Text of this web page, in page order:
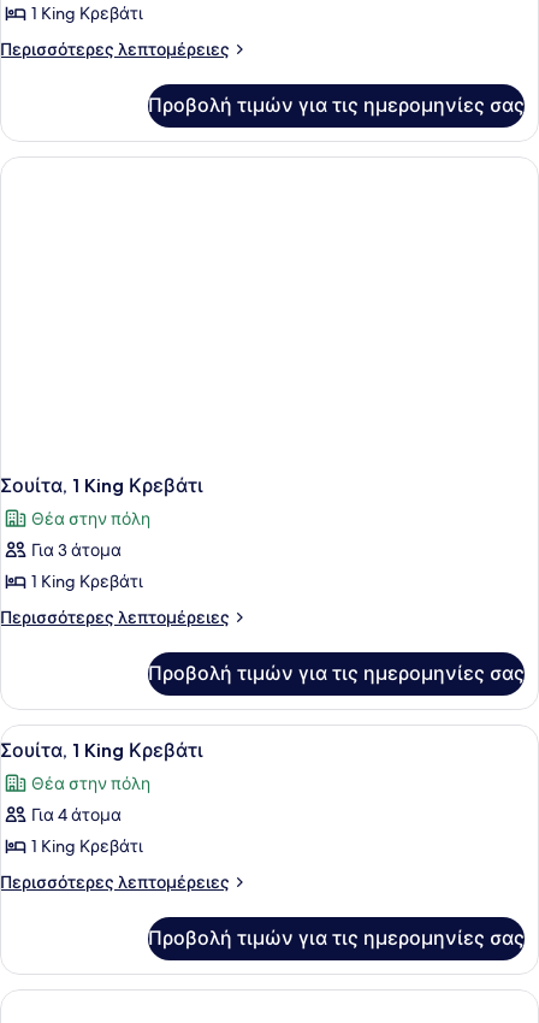
Δωμάτιο,
King
1 King Κρεβάτι
Περισσότερες λεπτομέρειες
Περισσότερες
Δωμάτιο,
King
Προβολή τιμών για τις ημερομηνίες σας
Σουίτα, 1 King Κρεβάτι
Θέα στην πόλη
Για 3 άτομα
1 King Κρεβάτι
Περισσότερες λεπτομέρειες
Περισσότερες
1
King
Κρεβάτι
Προβολή τιμών για τις ημερομηνίες σας
Προβολή
όλων
των
φωτογραφιών
για
Σουίτα,
Κρεβάτι
Ένα δωμάτιο ξενοδοχείου με ένα
6
Σουίτα, 1 King Κρεβάτι
Θέα στην πόλη
Για 4 άτομα
1 King Κρεβάτι
Περισσότερες λεπτομέρειες
Περισσότερες
1
King
Κρεβάτι
Προβολή τιμών για τις ημερομηνίες σας